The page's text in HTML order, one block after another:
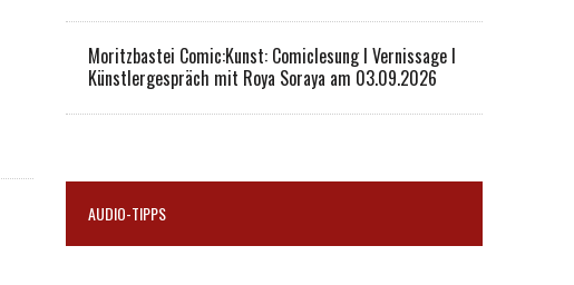
Moritzbastei Comic:Kunst: Comiclesung I Vernissage I
Künstlergespräch mit Roya Soraya am 03.09.2026
AUDIO-TIPPS